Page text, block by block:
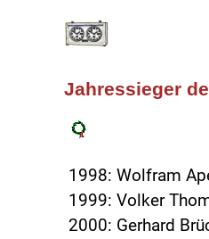
Jahressieger
1998: Wolfram
1999: Volker
2000: Gerhard